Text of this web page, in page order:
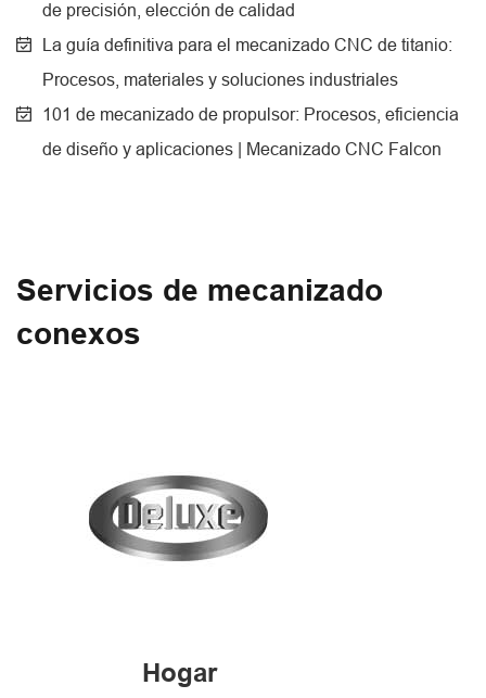
de precisión, elección de calidad
La guía definitiva para el mecanizado CNC de titanio:
Procesos, materiales y soluciones industriales
101 de mecanizado de propulsor: Procesos, eficiencia
de diseño y aplicaciones | Mecanizado CNC Falcon
Servicios de mecanizado
conexos
Hogar